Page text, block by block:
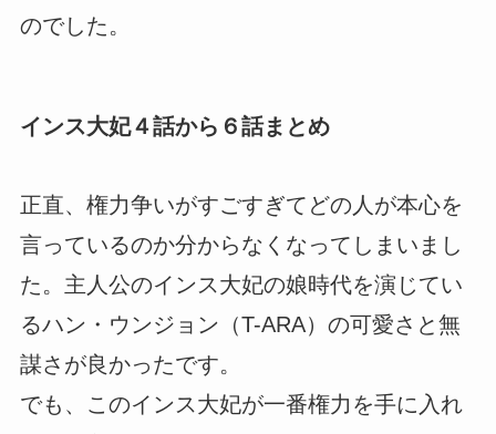
のでした。
インス大妃４話から６話まとめ
正直、権力争いがすごすぎてどの人が本心を
言っているのか分からなくなってしまいまし
た。主人公のインス大妃の娘時代を演じてい
るハン・ウンジョン（T-ARA）の可愛さと無
謀さが良かったです。
でも、このインス大妃が一番権力を手に入れ